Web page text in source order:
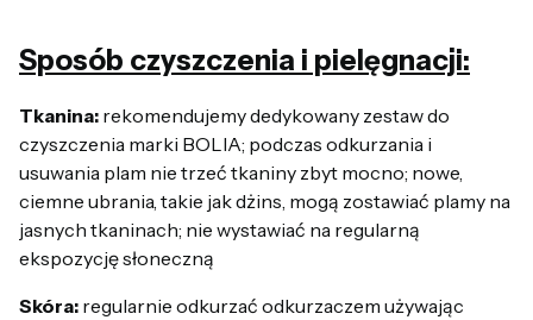
Sposób czyszczenia i pielęgnacji:
Tkanina: rekomendujemy dedykowany zestaw do
czyszczenia marki BOLIA; podczas odkurzania i
usuwania plam nie trzeć tkaniny zbyt mocno; nowe,
ciemne ubrania, takie jak dżins, mogą zostawiać plamy na
jasnych tkaninach; nie wystawiać na regularną
ekspozycję słoneczną
Skóra: regularnie odkurzać odkurzaczem używając